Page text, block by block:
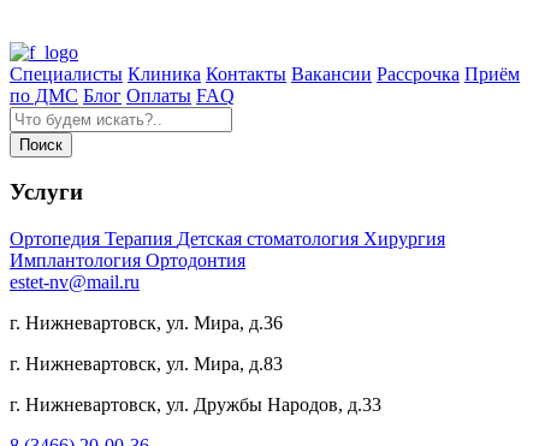
Специалисты Клиника Контакты Вакансии Рассрочка Приём
по ДМС Блог Оплаты FAQ
Услуги
Ортопедия Терапия Детская стоматология Хирургия
Имплантология Ортодонтия
estet-nv@mail.ru
г. Нижневартовск, ул. Мира, д.36
г. Нижневартовск, ул. Мира, д.83
г. Нижневартовск, ул. Дружбы Народов, д.33